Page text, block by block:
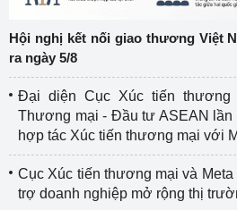
Hội nghị kết nối giao thương Việt
ra ngày 5/8
Đại diện Cục Xúc tiến thương
Thương mại - Đầu tư ASEAN lần
hợp tác Xúc tiến thương mại với
Cục Xúc tiến thương mại và
trợ doanh nghiệp mở rộng thị